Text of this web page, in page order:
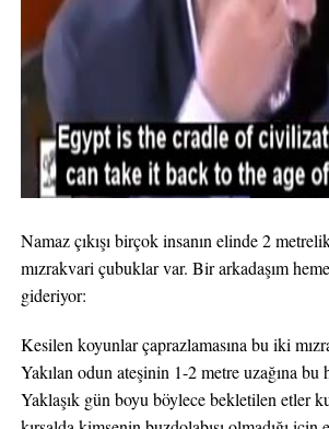
Namaz çıkışı birçok insanın elinde 2
mızrakvari çubuklar var. Bir arkadaşım
gideriyor:
Kesilen koyunlar çaprazlamasına bu iki
Yakılan odun ateşinin 1-2 metre uzağına
Yaklaşık gün boyu böylece bekletilen etler